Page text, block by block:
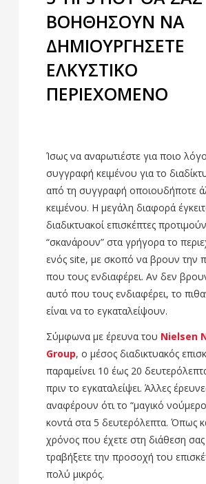
ΒΟΗΘΗΣΟΥΝ ΝΑ
ΔΗΜΙΟΥΡΓΗΣΕΤΕ
ΕΛΚΥΣΤΙΚΟ
ΠΕΡΙΕΧΟΜΕΝΟ
Ίσως να αναρωτιέστε για ποιο
συγγραφή κειμένου για το
από τη συγγραφή οποιουδήποτε
κειμένου. Η μεγάλη διαφορά
διαδικτυακοί επισκέπτες
“σκανάρουν” στα γρήγορα το
ενός site, με σκοπό να βρουν την
που τους ενδιαφέρει. Αν δεν
αυτό που τους ενδιαφέρει, το
είναι να το εγκαταλείψουν.
Σύμφωνα με έρευνα του Nielsen
Group, ο μέσος διαδικτυακός
παραμείνει 10 έως 20
πριν το εγκαταλείψει. Άλλες
αναφέρουν ότι το “μαγικό
κοντά στα 5 δευτερόλεπτα. Όπως
χρόνος που έχετε στη διάθεση
τραβήξετε την προσοχή του
πολύ μικρός.